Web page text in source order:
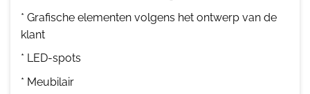
* Grafische elementen volgens het ontwerp van de
klant
* LED-spots
* Meubilair